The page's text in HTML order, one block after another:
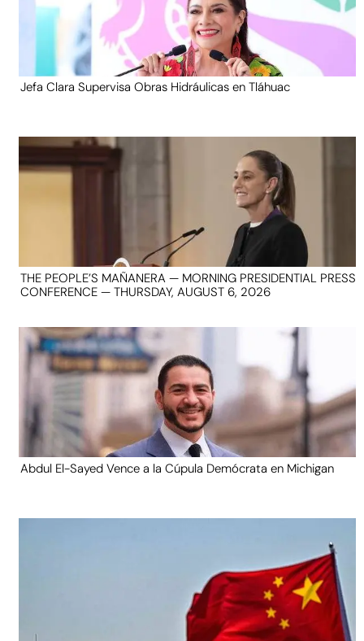
Jefa Clara Supervisa Obras Hidráulicas en Tláhuac
THE PEOPLE’S MAÑANERA — MORNING PRESIDENTIAL PRESS
CONFERENCE — THURSDAY, AUGUST 6, 2026
Abdul El-Sayed Vence a la Cúpula Demócrata en Michigan